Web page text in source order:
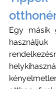
Egy másik